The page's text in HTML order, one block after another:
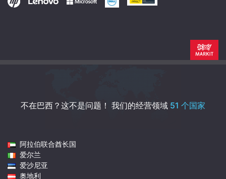
不在巴西？这不是问题！ 我们的经营领域 51 个国家
阿拉伯联合酋长国
爱尔兰
爱沙尼亚
奥地利